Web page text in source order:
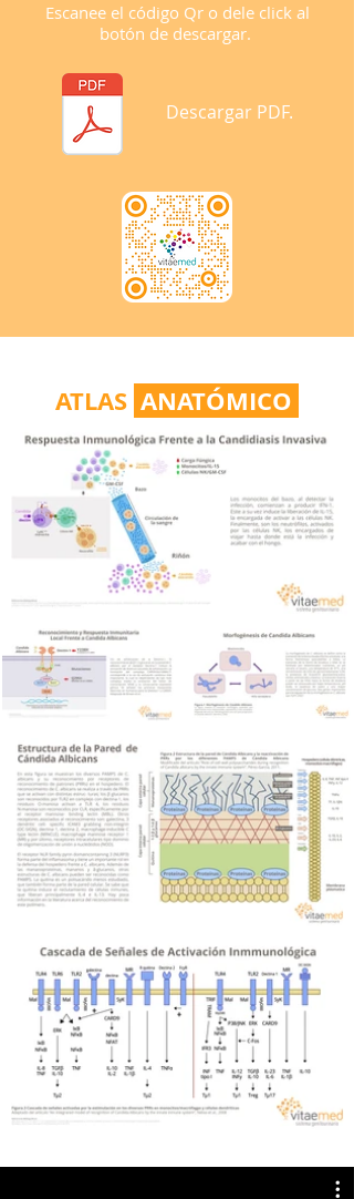
Escanee el código Qr o dele click al
botón de descargar.
Descargar PDF.
ATLAS ANATÓMICO